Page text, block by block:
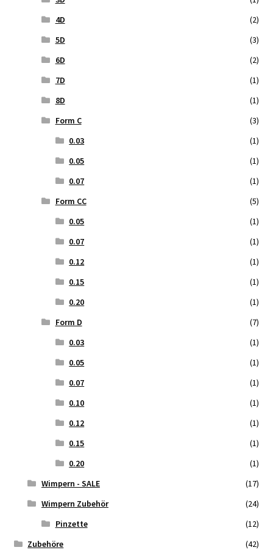
4D
(2)
5D
(3)
6D
(2)
7D
(1)
8D
(1)
Form C
(3)
0.03
(1)
0.05
(1)
0.07
(1)
Form CC
(5)
0.05
(1)
0.07
(1)
0.12
(1)
0.15
(1)
0.20
(1)
Form D
(7)
0.03
(1)
0.05
(1)
0.07
(1)
0.10
(1)
0.12
(1)
0.15
(1)
0.20
(1)
Wimpern - SALE
(17)
Wimpern Zubehör
(24)
Pinzette
(12)
Zubehöre
(42)